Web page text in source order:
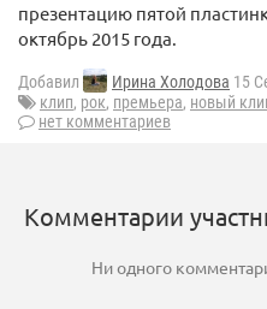
презентацию пятой
октябрь 2015 года.
Добавил Ирина Холодова 15
клип, рок, премьера, новый
нет комментариев
Комментарии
Ни одного